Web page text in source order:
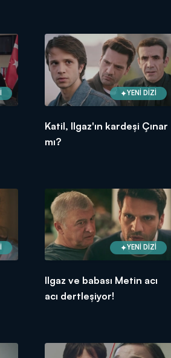
YENİ DİZİ
Katil, Ilgaz'ın kardeşi Çınar
mı?
YENİ DİZİ
Ilgaz ve babası Metin acı
acı dertleşiyor!